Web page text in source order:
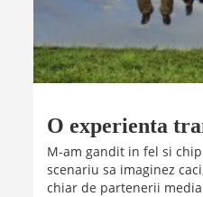
O experienta
M-am gandit in fel si
scenariu sa imaginez
chiar de partenerii